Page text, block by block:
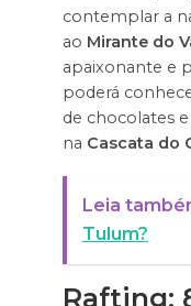
contemplar a
ao Mirante do
apaixonante e
poderá
de chocolates
na Cascata do
Leia
Tulum?
Rafting: